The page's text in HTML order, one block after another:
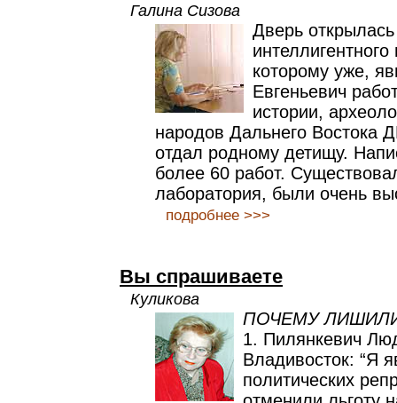
Галина Сизова
Дверь
которому уже,
Евгеньевич
истории,
народов Дальнего Востока
отдал родному детищу.
более 60 работ.
лаборатория, были очень
подробнее >>>
Вы спрашиваете
Куликова
ПОЧЕМУ
1. Пилянкевич
Владивосток: “Я
политических